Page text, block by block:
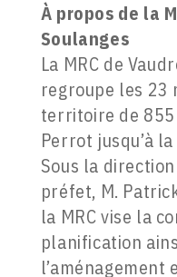
À propos de la
Soulanges
La MRC de
regroupe les 23
territoire de 855
Perrot jusqu’à
Sous la
préfet, M.
la MRC vise la
planification
l’aménagement